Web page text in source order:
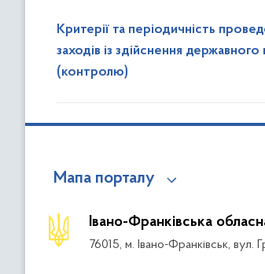
Критерії та періодичність
заходів із здійснення державного
(контролю)
Мапа порталу
Івано-Франківська
76015, м. Івано-Франківськ, вул.